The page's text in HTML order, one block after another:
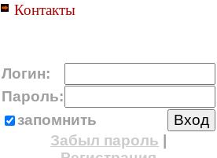
Контакты
Логин:
Пароль:
запомнить
Забыл пароль